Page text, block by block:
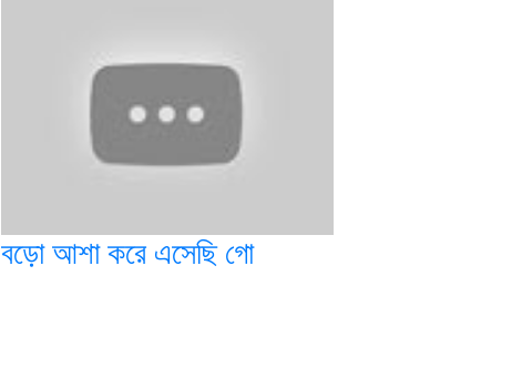
বড়ো আশা করে এসেছি গো